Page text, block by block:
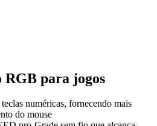
RGB para jogos
numéricas, fornecendo mais
do mouse